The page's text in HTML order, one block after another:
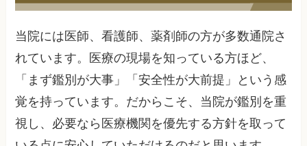
当院には医師、看護師、薬剤師の方が多数通院さ
れています。医療の現場を知っている方ほど、
「まず鑑別が大事」「安全性が大前提」という感
覚を持っています。だからこそ、当院が鑑別を重
視し、必要なら医療機関を優先する方針を取って